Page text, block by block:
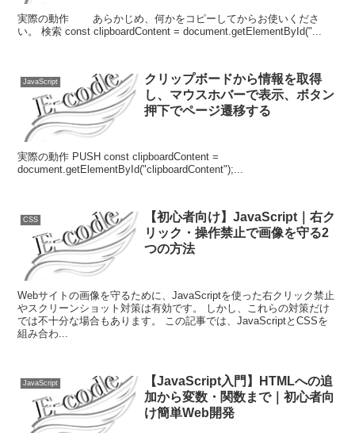
実際の動作 あらかじめ、何かをコピーしてからお使いくださ
い。 検索 const clipboardContent = document.getElementById("...
JavaScript
クリップボードから情報を取得
し、マウスホバーで表示、ボタン
押下でページ遷移する
実際の動作 PUSH const clipboardContent =
document.getElementById("clipboardContent");...
CSS
【初心者向け】JavaScript｜右ク
リック・操作禁止で画像を守る2
つの方法
Webサイトの画像を守るために、JavaScriptを使った右クリック禁止
やスクリーンショット対策は有効です。 しかし、これらの対策だけ
では不十分な場合もあります。 この記事では、JavaScriptとCSSを
組み合わ...
JavaScript
【JavaScript入門】HTMLへの追
加から変数・関数まで｜初心者向
け簡単Web開発